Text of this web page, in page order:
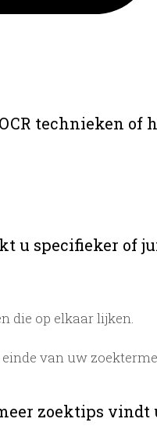
technieken of
u specifieker of
die op elkaar lijken.
van uw
zoektips vindt